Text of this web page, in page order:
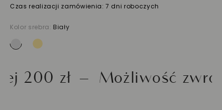
Czas realizacji zamówienia: 7 dni roboczych
Kolor srebra: Biały
zł Możliwość zwrotu